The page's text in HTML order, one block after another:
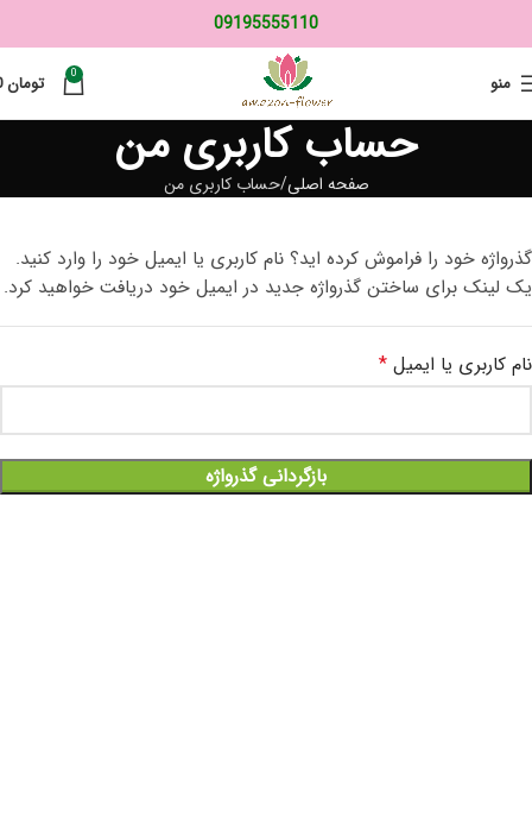
09195555110
منو 0 تومان0
حساب کاربری من
صفحه اصلی حساب کاربری من
گذرواژه خود را فراموش کرده اید؟ نام کاربری یا ایمیل خود را وارد کنید.
یک لینک برای ساختن گذرواژه جدید در ایمیل خود دریافت خواهید کرد.
نام کاربری یا ایمیل *
بازگردانی گذرواژه